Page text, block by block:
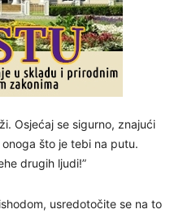
Osjećaj se sigurno, znajući
što je tebi na putu.
drugih ljudi!”
usredotočite se na to